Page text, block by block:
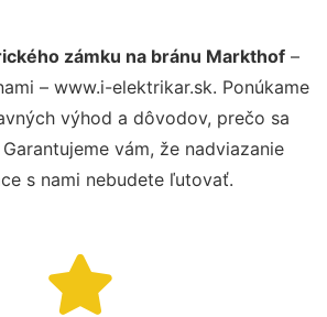
zámku na bránu Markthof –
– www.i-elektrikar.sk. Ponúkame
výhod a dôvodov, prečo sa
vám, že nadviazanie
s nami nebudete ľutovať.